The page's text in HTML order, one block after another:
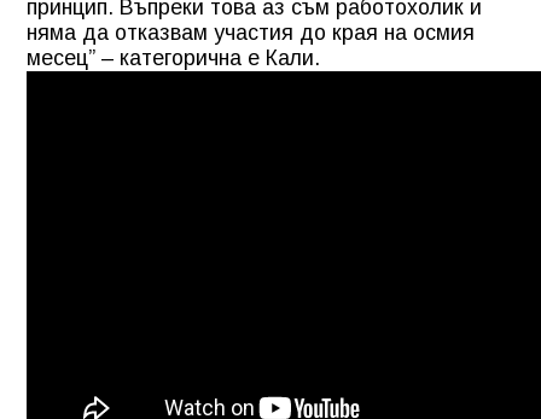
принцип. Въпреки това аз съм работохолик и
няма да отказвам участия до края на осмия
месец” – категорична е Кали.